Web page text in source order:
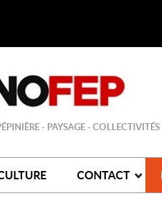
- PAYSAGE - COLLECTIVITÉS
CONTACT